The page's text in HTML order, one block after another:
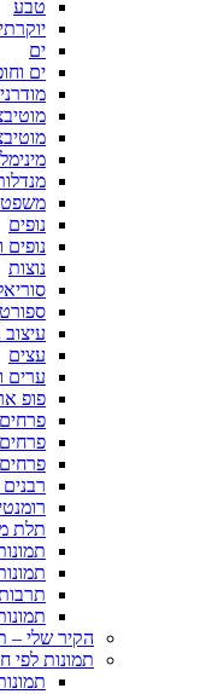
טבע
יוקרתי
ים
ים
מודרני
נופים
נופים
נוצות
ספורט
עיצוב
עצים
ערים
פופ
פרחים
רבנים
תלת
הקיר שלי –
תמונות לפי